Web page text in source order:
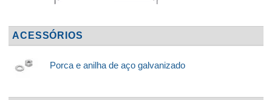
ACESSÓRIOS
Porca e anilha de aço galvanizado